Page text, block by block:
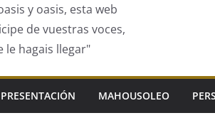
y oasis, esta web
de vuestras voces,
le hagais llegar"
PRESENTACIÓN MAHOUSOLEO